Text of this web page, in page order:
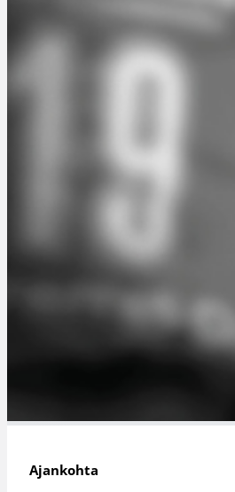
Ajankohta